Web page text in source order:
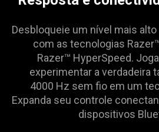
Desbloqueie um nível mais
com as tecnologias
Razer™ HyperSpeed.
experimentar a verdadeira
4000 Hz sem fio em um
Expanda seu controle
dispositivos